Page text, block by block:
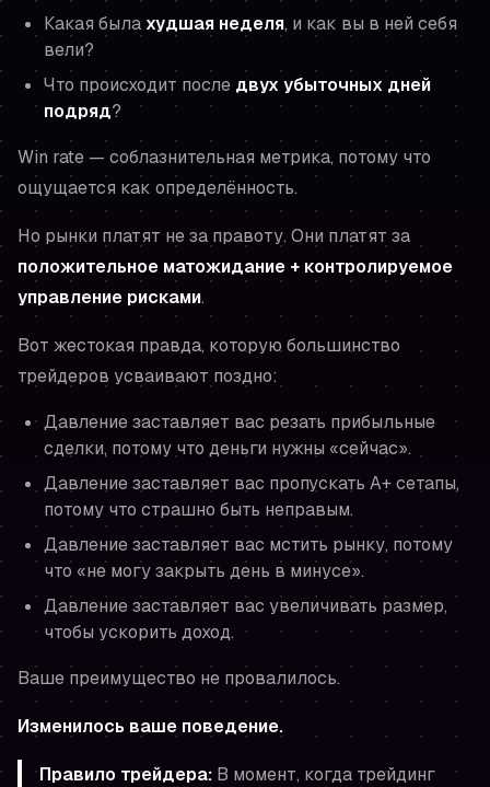
Какая была худшая неделя, и как вы в ней себя
вели?
Что происходит после двух убыточных дней
подряд?
Win rate — соблазнительная метрика, потому что
ощущается как определённость.
Но рынки платят не за правоту. Они платят за
положительное матожидание + контролируемое
управление рисками.
Вот жестокая правда, которую большинство
трейдеров усваивают поздно:
Давление заставляет вас резать прибыльные
сделки, потому что деньги нужны «сейчас».
Давление заставляет вас пропускать A+ сетапы,
потому что страшно быть неправым.
Давление заставляет вас мстить рынку, потому
что «не могу закрыть день в минусе».
Давление заставляет вас увеличивать размер,
чтобы ускорить доход.
Ваше преимущество не провалилось.
Изменилось ваше поведение.
Правило трейдера: В момент, когда трейдинг